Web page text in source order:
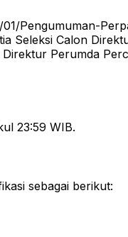
Pengumuman-
Seleksi Calon
Perumda
23:59 WIB.
sebagai berikut: